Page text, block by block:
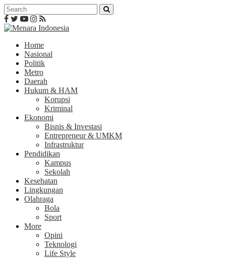
Home
Nasional
Politik
Metro
Daerah
Hukum & HAM
Korupsi
Kriminal
Ekonomi
Bisnis & Investasi
Entrepreneur & UMKM
Infrastruktur
Pendidikan
Kampus
Sekolah
Kesehatan
Lingkungan
Olahraga
Bola
Sport
More
Opini
Teknologi
Life Style